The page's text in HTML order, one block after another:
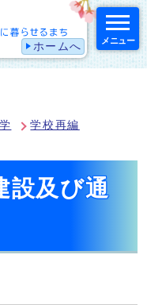
ホームへ メニュー
学校再編
設及び通